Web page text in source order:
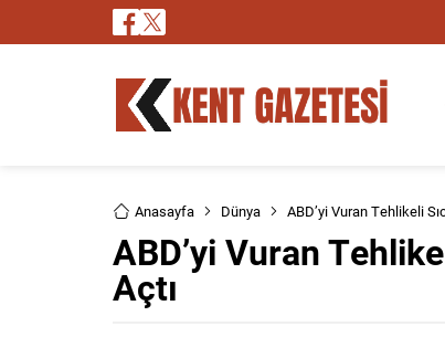
Anasayfa Dünya ABD’yi Vuran Tehlikeli
ABD’yi Vuran
Açtı